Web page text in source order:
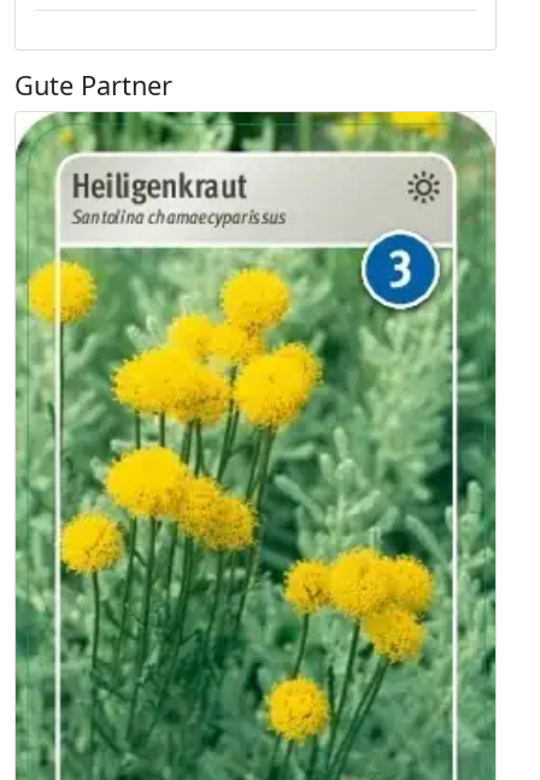
Gute Partner